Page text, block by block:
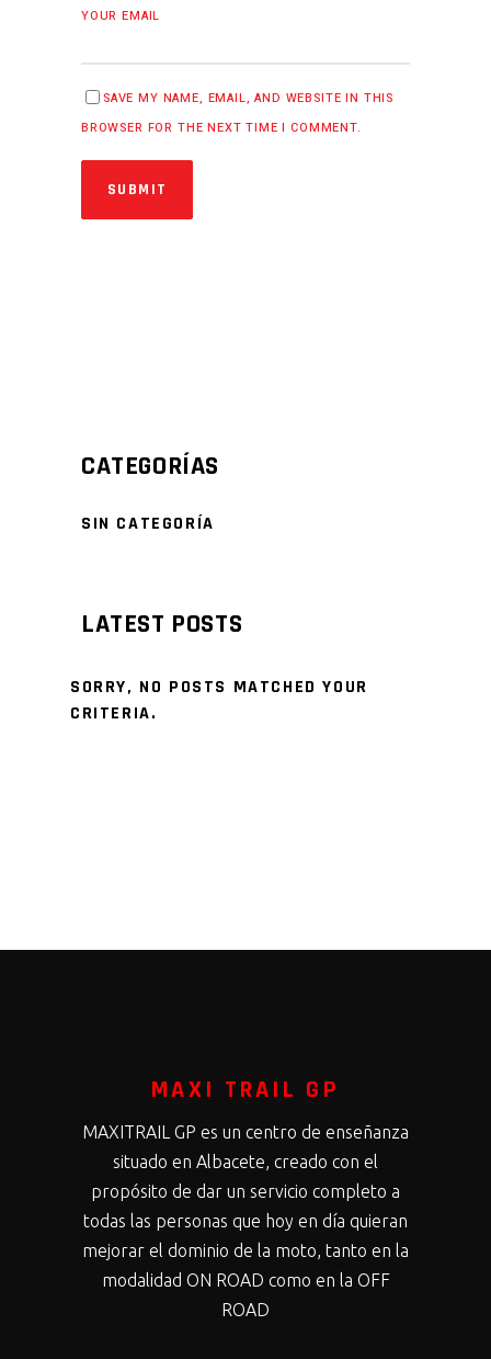
YOUR EMAIL
SAVE MY NAME, EMAIL, AND WEBSITE IN THIS
BROWSER FOR THE NEXT TIME I COMMENT.
SUBMIT
CATEGORÍAS
SIN CATEGORÍA
LATEST POSTS
SORRY, NO POSTS MATCHED YOUR
CRITERIA.
MAXI TRAIL GP
MAXITRAIL GP es un centro de enseñanza
situado en Albacete, creado con el
propósito de dar un servicio completo a
todas las personas que hoy en día quieran
mejorar el dominio de la moto, tanto en la
modalidad ON ROAD como en la OFF
ROAD